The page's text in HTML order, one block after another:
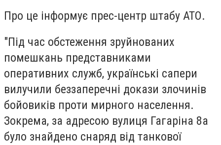
Про це інформує прес-центр штабу АТО.
"Під час обстеження зруйнованих
помешкань представниками
оперативних служб, українські сапери
вилучили беззаперечні докази злочинів
бойовиків проти мирного населення.
Зокрема, за адресою вулиця Гагаріна 8а
було знайдено снаряд від танкової